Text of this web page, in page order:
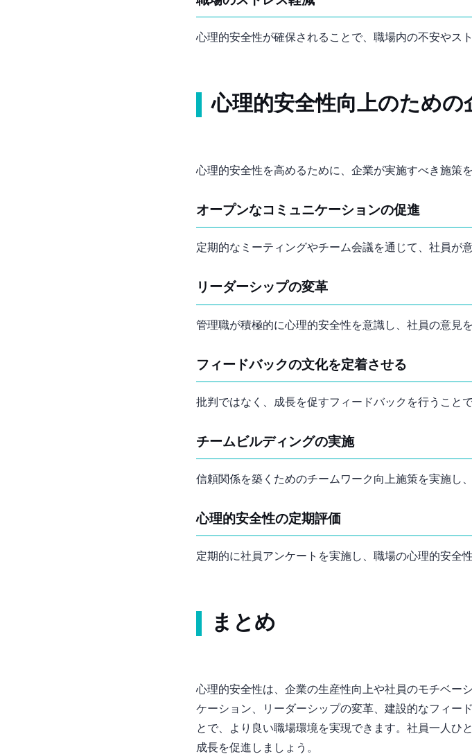
心理的安全性が確保されることで、職場内の不安やス
心理的安全性向上のための
心理的安全性を高めるために、企業が実施すべき施策を
オープンなコミュニケーションの促進
定期的な1on1ミーティングやチーム会議を通じて、社員
リーダーシップの変革
管理職が積極的に心理的安全性を意識し、社員の意見
フィードバックの文化を定着させる
批判ではなく、成長を促すフィードバックを行うこと
チームビルディングの実施
信頼関係を築くためのチームワーク向上施策を実施し
心理的安全性の定期評価
定期的に社員アンケートを実施し、職場の心理的安全
まとめ
心理的安全性は、企業の生産性向上や社員のモチベー
ケーション、リーダーシップの変革、建設的なフィー
とで、より良い職場環境を実現できます。社員一人ひ
成長を促進しましょう。